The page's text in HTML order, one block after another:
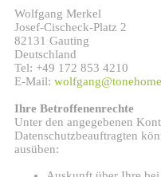
Wolfgang Merkel
Josef-Cischeck-Platz 2
82131 Gauting
Deutschland
Tel: +49 172 853 4210
E-Mail:
Ihre Betroffenenrechte
Unter den angegebenen
Datenschutzbeauftragten
ausüben: